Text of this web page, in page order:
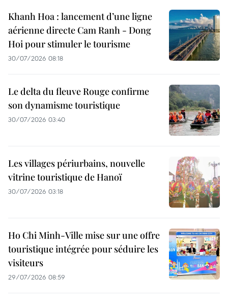
Khanh Hoa : lancement d’une ligne
aérienne directe Cam Ranh - Dong
Hoi pour stimuler le tourisme
30/07/2026 08:18
Le delta du fleuve Rouge confirme
son dynamisme touristique
30/07/2026 03:40
Les villages périurbains, nouvelle
vitrine touristique de Hanoï
30/07/2026 03:18
Ho Chi Minh-Ville mise sur une offre
touristique intégrée pour séduire les
visiteurs
29/07/2026 08:59